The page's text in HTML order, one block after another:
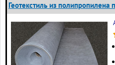
Геотекстиль из полипропилена